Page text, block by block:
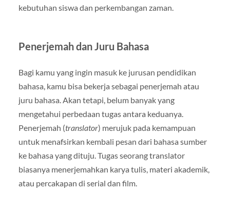
kebutuhan siswa dan perkembangan zaman.
Penerjemah dan Juru Bahasa
Bagi kamu yang ingin masuk ke jurusan pendidikan
bahasa, kamu bisa bekerja sebagai penerjemah atau
juru bahasa. Akan tetapi, belum banyak yang
mengetahui perbedaan tugas antara keduanya.
Penerjemah (translator) merujuk pada kemampuan
untuk menafsirkan kembali pesan dari bahasa sumber
ke bahasa yang dituju. Tugas seorang translator
biasanya menerjemahkan karya tulis, materi akademik,
atau percakapan di serial dan film.